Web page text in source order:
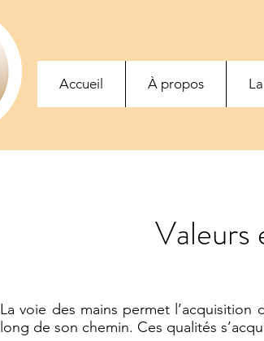
Accueil À propos
Valeurs
La voie des mains permet
long de son chemin. Ces qualités